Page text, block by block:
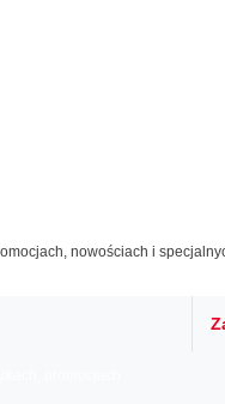
nowościach i